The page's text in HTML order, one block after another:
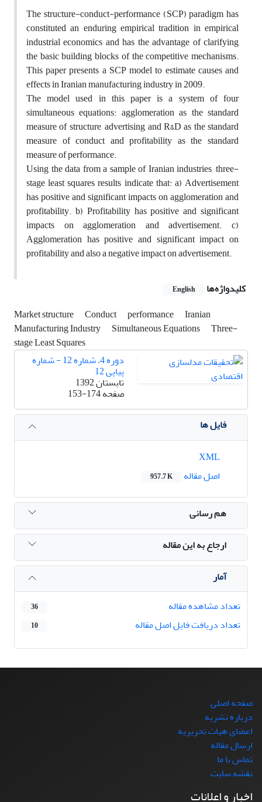
The structure-conduct-performance (SCP) paradigm has
constituted an enduring empirical tradition in empirical
industrial economics and has the advantage of clarifying
the basic building blocks of the competitive mechanisms.
This paper presents a SCP model to estimate causes and
effects in Iranian manufacturing industry in 2009.
The model used in this paper is a system of four
simultaneous equations: agglomeration as the standard
measure of structure, advertising and R&D as the standard
measure of conduct and profitability as the standard
measure of performance.
Using the data from a sample of Iranian industries, three-
stage least squares results indicate that: a) Advertisement
has positive and significant impacts on agglomeration and
profitability. b) Profitability has positive and significant
impacts on agglomeration and advertisement. c)
Agglomeration has positive and significant impact on
profitability and also a negative impact on advertisement.
کلیدواژه‌ها
English
Market structure Conduct performance
Iranian
Manufacturing Industry
Simultaneous Equations
Three-
stage Least Squares
دوره 4، شماره 12 - شماره
پیاپی 12
تابستان 1392
صفحه153-174
فایل ها
اصل مقاله
957.7 K
هم رسانی
ارجاع به این مقاله
آمار
تعداد مشاهده مقاله
36
تعداد دریافت فایل اصل مقاله 10
صفحه اصلی
درباره نشریه
اعضای هیات تحریریه
ارسال مقاله
تماس با ما
نقشه سایت
اخبار و اعلانات